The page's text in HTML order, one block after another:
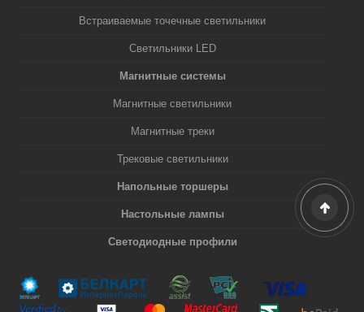
Встраиваемые точечные светильники
Светильники LED
Магнитные системы
Магнитные светильники
Магнитные треки
Трековые светильники
Напольные торшеры
Настольные лампы
Светодиодные профили